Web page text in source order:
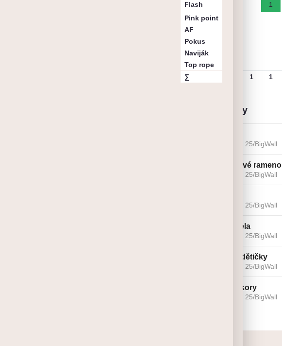
Flash
1
Pink point
AF
Pokus
Naviják
Top rope
∑
1 1
Vybrané přelezy
29. 3. 25/BigWall
Bolavé rameno
29. 3. 25/BigWall
29. 3. 25/BigWall
Gazela
29. 3. 25/BigWall
Pro dětičky
29. 3. 25/BigWall
Bačkory
29. 3. 25/BigWall